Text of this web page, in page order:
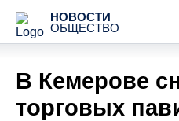
НОВОСТИ
ОБЩЕСТВО
В Кемерове
торговых